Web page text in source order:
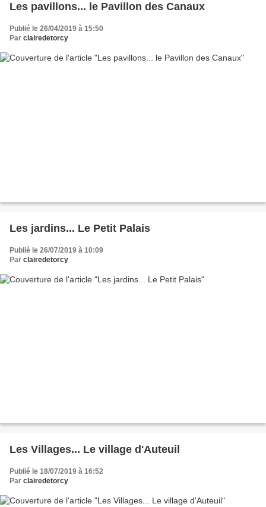
Les pavillons... le Pavillon des Canaux
Publié le 26/04/2019 à 15:50
Par clairedetorcy
Les jardins... Le Petit Palais
Publié le 26/07/2019 à 10:09
Par clairedetorcy
Les Villages... Le village d'Auteuil
Publié le 18/07/2019 à 16:52
Par clairedetorcy